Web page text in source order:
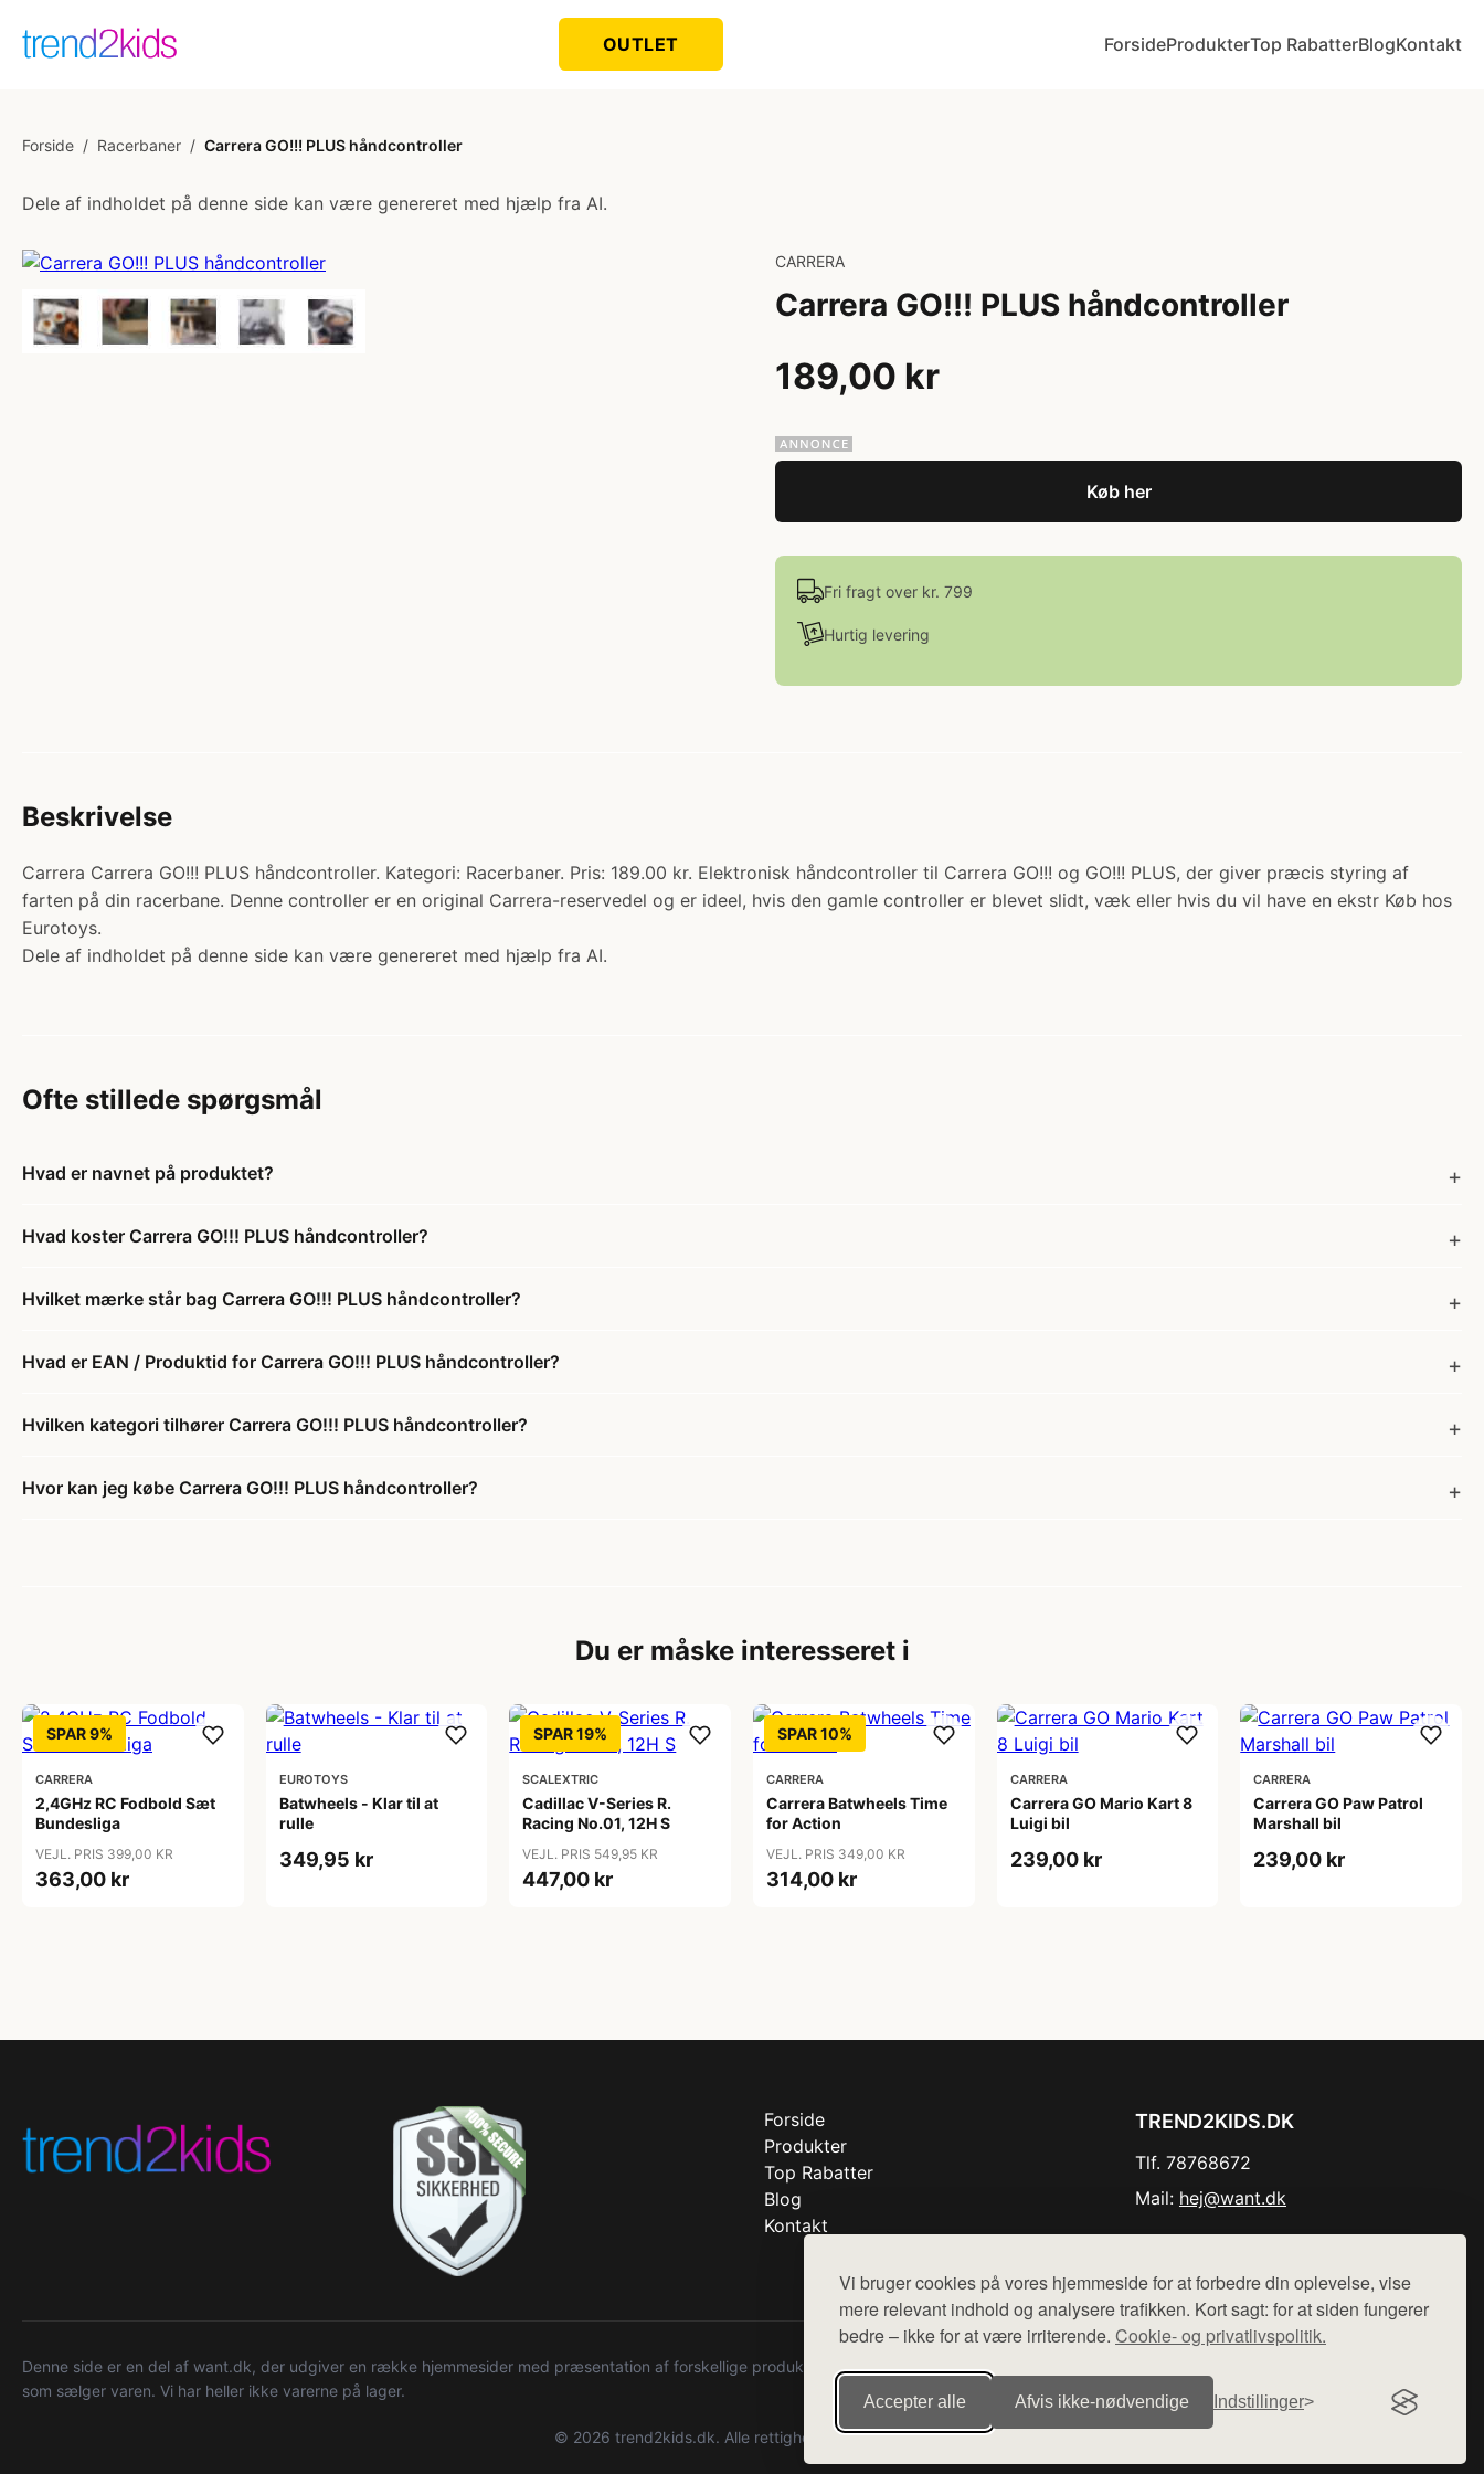
Vi bruger cookies på vores hjemmeside for at forbedre din oplevelse, vise
mere relevant indhold og analysere trafikken. Kort sagt: for at siden fungerer
bedre – ikke for at være irriterende. Cookie- og privatlivspolitik.
Accepter alle Afvis ikke‑nødvendige Indstillinger
OUTLET ForsideProdukterTop RabatterBlogKontakt
Forside / Racerbaner / Carrera GO!!! PLUS håndcontroller
Dele af indholdet på denne side kan være genereret med hjælp fra AI.
CARRERA
Carrera GO!!! PLUS håndcontroller
189,00 kr
Køb her
Fri fragt over kr. 799
Hurtig levering
Beskrivelse
Carrera Carrera GO!!! PLUS håndcontroller. Kategori: Racerbaner. Pris: 189.00 kr. Elektronisk håndcontroller til Carrera GO!!! og GO!!! PLUS, der giver præcis styring af
farten på din racerbane. Denne controller er en original Carrera-reservedel og er ideel, hvis den gamle controller er blevet slidt, væk eller hvis du vil have en ekstr Køb hos
Eurotoys.
Dele af indholdet på denne side kan være genereret med hjælp fra AI.
Ofte stillede spørgsmål
Hvad er navnet på produktet?
Hvad koster Carrera GO!!! PLUS håndcontroller?
Hvilket mærke står bag Carrera GO!!! PLUS håndcontroller?
Hvad er EAN / Produktid for Carrera GO!!! PLUS håndcontroller?
Hvilken kategori tilhører Carrera GO!!! PLUS håndcontroller?
Hvor kan jeg købe Carrera GO!!! PLUS håndcontroller?
Du er måske interesseret i
SPAR 9%
CARRERA
2,4GHz RC Fodbold Sæt
Bundesliga
VEJL. PRIS 399,00 KR
363,00 kr
EUROTOYS
Batwheels - Klar til at
rulle
349,95 kr
SPAR 19%
SCALEXTRIC
Cadillac V-Series R.
Racing No.01, 12H S
VEJL. PRIS 549,95 KR
447,00 kr
SPAR 10%
CARRERA
Carrera Batwheels Time
for Action
VEJL. PRIS 349,00 KR
314,00 kr
CARRERA
Carrera GO Mario Kart 8
Luigi bil
239,00 kr
CARRERA
Carrera GO Paw Patrol
Marshall bil
239,00 kr
Forside
Produkter
Top Rabatter
Blog
Kontakt
TREND2KIDS.DK
Tlf. 78768672
Mail: hej@want.dk
Denne side er en del af want.dk, der udgiver en række hjemmesider med præsentation af forskellige produkter fra diverse webshops. Der sælges ikke varer fra denne side - vi henviser til de shops,
som sælger varen. Vi har heller ikke varerne på lager.
© 2026 trend2kids.dk. Alle rettigheder forbeholdes.